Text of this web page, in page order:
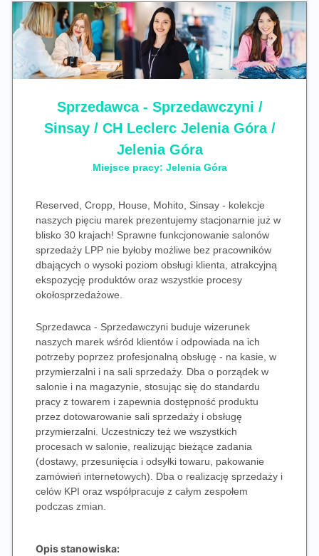
Sprzedawca - Sprzedawczyni /
Sinsay / CH Leclerc Jelenia Góra /
Jelenia Góra​
Miejsce pracy: Jelenia Góra
Reserved, Cropp, House, Mohito, Sinsay - kolekcje
naszych pięciu marek prezentujemy stacjonarnie już w
blisko 30 krajach! Sprawne funkcjonowanie salonów
sprzedaży LPP nie byłoby możliwe bez pracowników
dbających o wysoki poziom obsługi klienta, atrakcyjną
ekspozycję produktów oraz wszystkie procesy
okołosprzedażowe.
Sprzedawca - Sprzedawczyni buduje wizerunek
naszych marek wśród klientów i odpowiada na ich
potrzeby poprzez profesjonalną obsługę - na kasie, w
przymierzalni i na sali sprzedaży. Dba o porządek w
salonie i na magazynie, stosując się do standardu
pracy z towarem i zapewnia dostępność produktu
przez dotowarowanie sali sprzedaży i obsługę
przymierzalni. Uczestniczy też we wszystkich
procesach w salonie, realizując bieżące zadania
(dostawy, przesunięcia i odsyłki towaru, pakowanie
zamówień internetowych). Dba o realizację sprzedaży i
celów KPI oraz współpracuje z całym zespołem
podczas zmian.
Opis stanowiska: